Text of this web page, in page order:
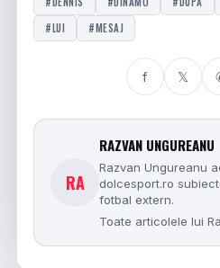
#LUI
#MESAJ
f 𝕏
RA
RAZVAN UNGUREANU
Razvan Ungureanu
dolcesport.ro
fotbal extern.
Toate articolele lui